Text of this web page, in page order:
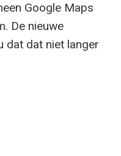
Google Maps
De nieuwe
dat dat niet langer